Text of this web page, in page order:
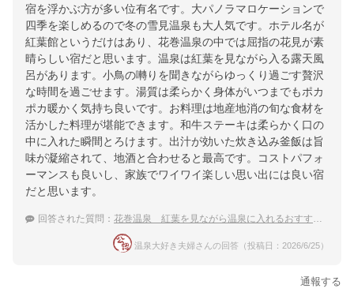
宿を浮かぶ方が多い位有名です。大パノラマロケーションで
四季を楽しめるので冬の雪見温泉も大人気です。ホテル名が
紅葉館というだけはあり、花巻温泉の中では屈指の花見が素
晴らしい宿だと思います。温泉は紅葉を見ながら入る露天風
呂があります。小鳥の囀りを聞きながらゆっくり過ごす贅沢
な時間を過ごせます。湯質は柔らかく身体がいつまでもポカ
ポカ暖かく気持ち良いです。お料理は地産地消の旬な食材を
活かした料理が堪能できます。和牛ステーキは柔らかく口の
中に入れた瞬間とろけます。出汁が効いた炊き込み釜飯は旨
味が凝縮されて、地酒と合わせると最高です。コストパフォ
ーマンスも良いし、家族でワイワイ楽しい思い出には良い宿
だと思います。
回答された質問： 花巻温泉 紅葉を見ながら温泉に入れるおすすめの温泉宿
温泉大好き夫婦さんの回答（投稿日：2026/6/25）
通報する